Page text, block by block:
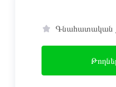
Գնահատական